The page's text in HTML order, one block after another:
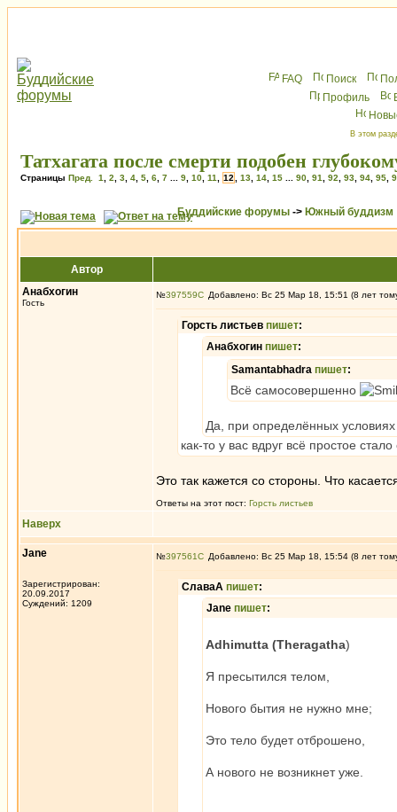
FAQ Поиск
Профиль
В этом
Татхагата после смерти подобен
Страницы Пред. 1 2 3 4 5 6 7 9 10 11 12 13 14 15 90 91 92 93 94 95
Буддийские форумы -> Южный буддизм
Автор
Анабхогин
Гость
№397559 Добавлено: Вс 25 Мар 18, 15:51 (8 лет
Горсть листьев пишет:
Анабхогин пишет:
Samantabhadra пишет:
Всё самосовершенно
Да, при определённых
как-то у вас вдруг всё простое
Это так кажется со стороны. Что
Ответы на этот пост: Горсть листьев
Наверх
Jane
Зарегистрирован:
20.09.2017
Суждений: 1209
№397561 Добавлено: Вс 25 Мар 18, 15:54 (8 лет
СлаваА пишет:
Jane пишет:
Adhimutta (Theragatha)
Я пресытился телом,
Нового бытия не нужно мне;
Это тело будет отброшено,
А нового не возникнет уже.